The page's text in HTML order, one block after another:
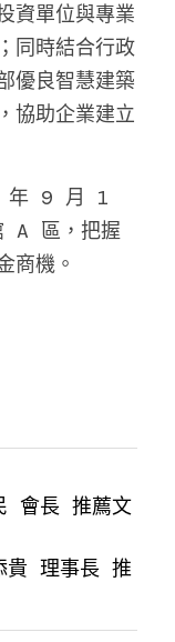
資單位與專業
同時結合行政
優良智慧建築
協助企業建立
年 9 月 1
A 區，把握
商機。
會長 推薦文
貴 理事長 推